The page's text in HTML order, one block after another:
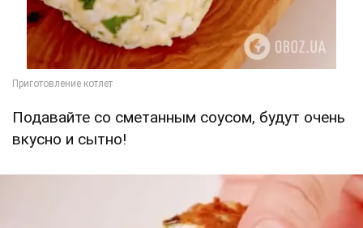
Подавайте со сметанным соусом, будут очень
вкусно и сытно!